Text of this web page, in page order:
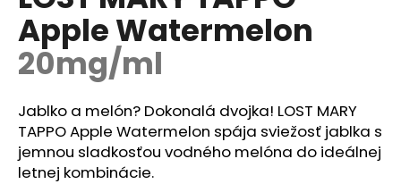
0,0
z
5
hviezdičiek.
Apple Watermelon
20mg/ml
Jablko a melón? Dokonalá dvojka! LOST MARY
TAPPO Apple Watermelon spája sviežosť jablka s
jemnou sladkosťou vodného melóna do ideálnej
letnej kombinácie.
á
j
s
?